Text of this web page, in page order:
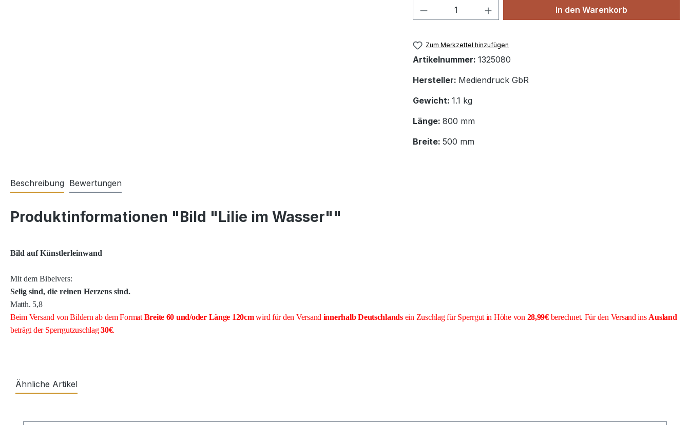
Produkt Anzahl: Gib den gewünschten Wert
In den Warenkorb
Zum Merkzettel hinzufügen
Artikelnummer: 1325080
Hersteller: Mediendruck GbR
Gewicht: 1.1 kg
Länge: 800 mm
Breite: 500 mm
Beschreibung Bewertungen
Produktinformationen "Bild "Lilie im Wasser""
Bild auf Künstlerleinwand
Mit dem Bibelvers:
Selig sind, die reinen Herzens sind.
Matth. 5,8
Beim Versand von Bildern ab dem Format Breite 60 und/oder Länge 120cmwird für den Versand innerhalb Deutschlandsein Zuschlag für Sperrgut in Höhe von 28,99€berechnet. Für den Versand ins Ausland
beträgt der Sperrgutzuschlag30€.
Ähnliche Artikel